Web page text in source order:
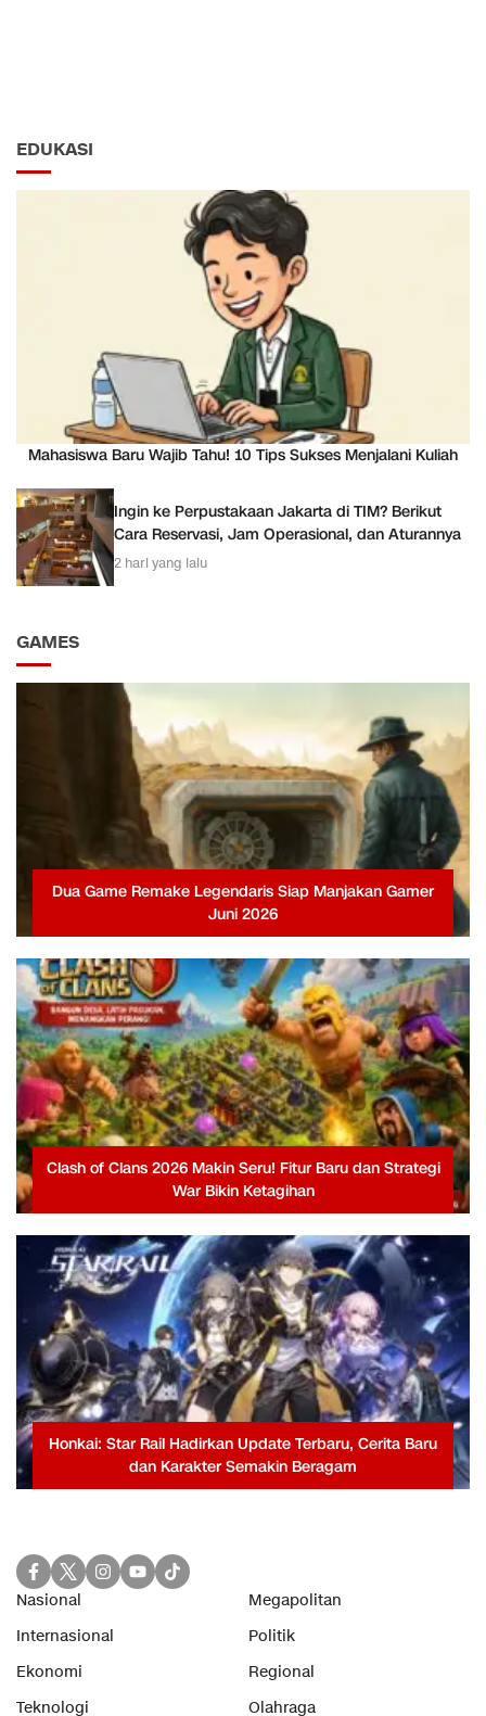
EDUKASI
Mahasiswa Baru Wajib Tahu! 10 Tips Sukses Menjalani Kuliah
Ingin ke Perpustakaan Jakarta di TIM? Berikut
Cara Reservasi, Jam Operasional, dan Aturannya
2 hari yang lalu
GAMES
Dua Game Remake Legendaris Siap Manjakan Gamer
Juni 2026
Clash of Clans 2026 Makin Seru! Fitur Baru dan Strategi
War Bikin Ketagihan
Honkai: Star Rail Hadirkan Update Terbaru, Cerita Baru
dan Karakter Semakin Beragam
Nasional
Megapolitan
Internasional
Politik
Ekonomi
Regional
Teknologi
Olahraga